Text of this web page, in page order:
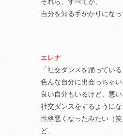
自分を知る手がかりになっ
エレナ
「社交ダンスを踊っている
色んな自分に出会っちゃい
良い自分もいるけど、悪い
社交ダンスをするようにな
性格悪くなったみたい（
ど、